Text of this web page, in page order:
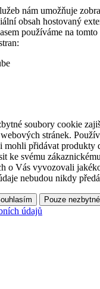
nám umožňuje
obsah hostovaný
používáme na
soubory cookie
stránek.
mohli přidávat produkty
ke svému
o Vás vyvozovali
nebudou nikdy
Pouze nezbytné
údajů